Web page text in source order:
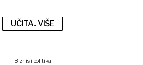
UČITAJ VIŠE
Biznis i politika